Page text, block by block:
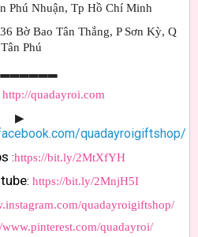
Phú Nhuận, Tp Hồ Chí Minh
Bờ Bao Tân Thắng, P Sơn Kỳ, Q
Tân Phú
http://quadayroi.com
▶
quadayroigiftshop/
:https://bit.ly/2MtXfYH
: https://bit.ly/2MnjH5I
quadayroigiftshop/
www.pinterest.com/quadayroi/